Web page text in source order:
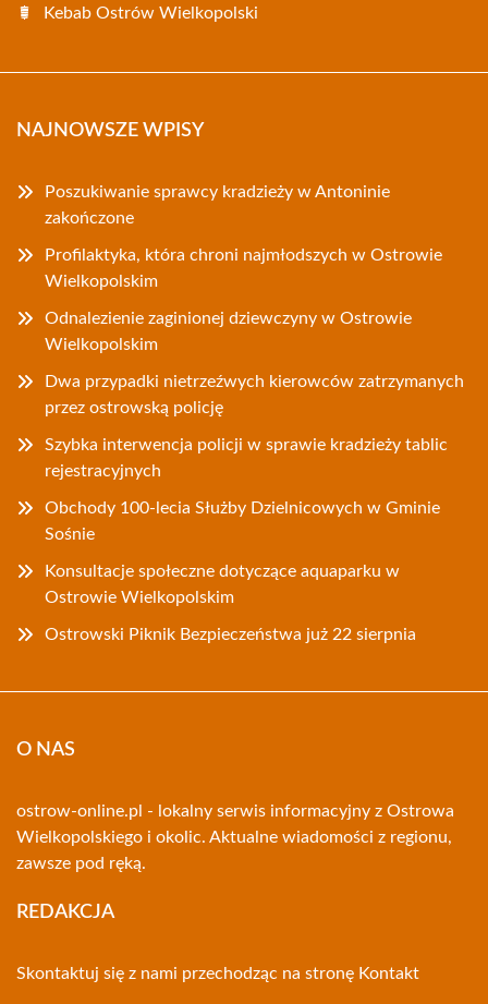
Kebab Ostrów Wielkopolski
NAJNOWSZE WPISY
Poszukiwanie sprawcy kradzieży w Antoninie
zakończone
Profilaktyka, która chroni najmłodszych w Ostrowie
Wielkopolskim
Odnalezienie zaginionej dziewczyny w Ostrowie
Wielkopolskim
Dwa przypadki nietrzeźwych kierowców zatrzymanych
przez ostrowską policję
Szybka interwencja policji w sprawie kradzieży tablic
rejestracyjnych
Obchody 100-lecia Służby Dzielnicowych w Gminie
Sośnie
Konsultacje społeczne dotyczące aquaparku w
Ostrowie Wielkopolskim
Ostrowski Piknik Bezpieczeństwa już 22 sierpnia
O NAS
ostrow-online.pl - lokalny serwis informacyjny z Ostrowa
Wielkopolskiego i okolic. Aktualne wiadomości z regionu,
zawsze pod ręką.
REDAKCJA
Skontaktuj się z nami przechodząc na stronę Kontakt